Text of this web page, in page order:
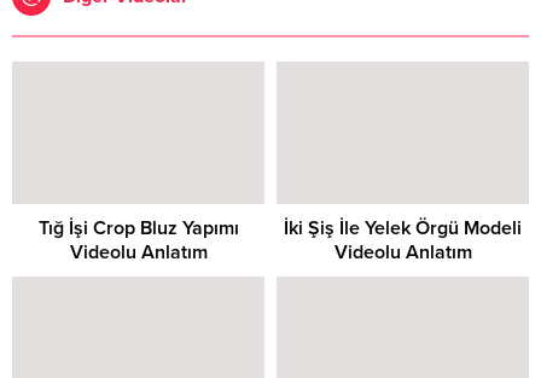
Tığ İşi Crop Bluz Yapımı
Videolu Anlatım
İki Şiş İle Yelek Örgü Modeli
Videolu Anlatım